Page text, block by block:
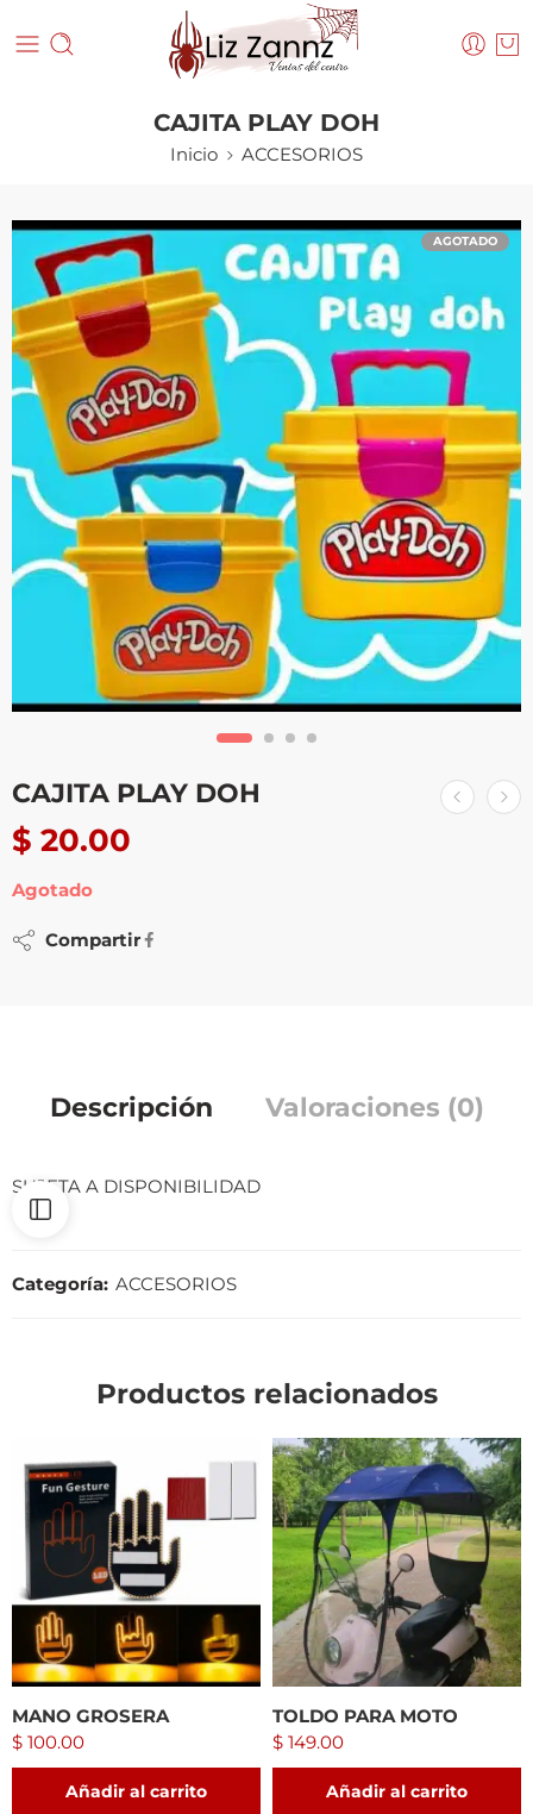
CAJITA PLAY DOH
Inicio ACCESORIOS
AGOTADO
CAJITA PLAY DOH
$ 20.00
Agotado
Compartir
Descripción Valoraciones (0)
SUJETA A DISPONIBILIDAD
Categoría: ACCESORIOS
Productos relacionados
MANO GROSERA
$ 100.00
Añadir al carrito
TOLDO PARA MOTO
$ 149.00
Añadir al carrito